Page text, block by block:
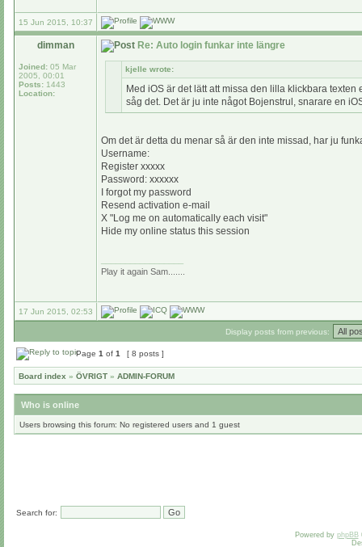
15 Jun 2015, 10:37
dimman
Joined: 05 Mar
2005, 00:01
Posts: 1443
Location:
Re: Auto login funkar inte längre
kjelle wrote:
Med iOS är det lätt att missa den lilla klickbara
såg det. Det är ju inte något Bojenstrul, snarare en
Om det är detta du menar så är den inte missad, har ju
Username:
Register xxxxx
Password: xxxxxx
I forgot my password
Resend activation e-mail
X "Log me on automatically each visit"
Hide my online status this session
Play it again Sam.......
17 Jun 2015, 02:53
Display posts from previous:
Page 1 of 1 [ 8 posts ]
Board index » ÖVRIGT » ADMIN-FORUM
Who is online
Users browsing this forum: No registered users and 1 guest
Search for:
Powered by phpBB